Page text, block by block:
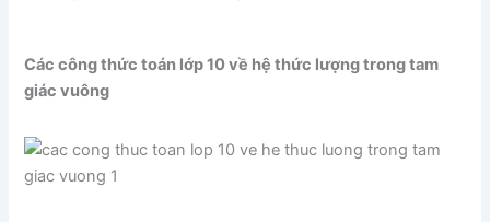
Các công thức toán lớp 10 về hệ thức lượng trong tam
giác vuông